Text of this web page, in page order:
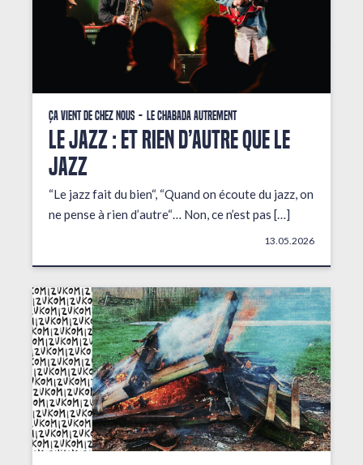
Ça vient de chez nous Le Chabada autrement
LE JAZZ : ET RIEN D’AUTRE QUE LE
JAZZ
“Le jazz fait du bien“, “Quand on écoute du jazz, on
ne pense à rien d’autre“… Non, ce n’est pas […]
13.05.2026